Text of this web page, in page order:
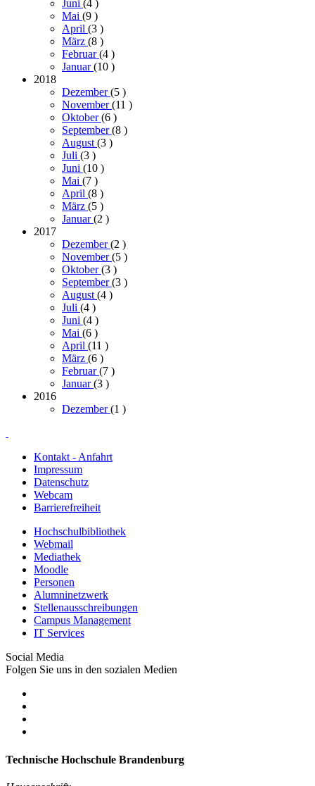
Juni (4 )
Mai (9 )
April (3 )
März (8 )
Februar(4 )
Januar(10 )
2018
Dezember(5 )
November(11 )
Oktober(6 )
September(8 )
August(3 )
Juli (3 )
Juni (10 )
Mai (7 )
April (8 )
März (5 )
Januar(2 )
2017
Dezember(2 )
November(5 )
Oktober(3 )
September(3 )
August(4 )
Juli (4 )
Juni (4 )
Mai (6 )
April (11 )
März (6 )
Februar(7 )
Januar(3 )
2016
Dezember(1 )
Kontakt - Anfahrt
Impressum
Datenschutz
Webcam
Barrierefreiheit
Hochschulbibliothek
Webmail
Mediathek
Moodle
Personen
Alumninetzwerk
Stellenausschreibungen
Campus Management
IT Services
Social Media
Folgen Sie uns in den sozialen Medien
Technische Hochschule Brandenburg